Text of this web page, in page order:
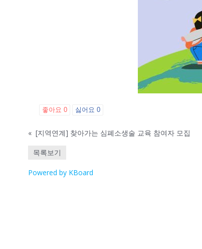
좋아요 0 싫어요 0
« [지역연계] 찾아가는 심폐소생술 교육 참여자 모집
목록보기
Powered by KBoard